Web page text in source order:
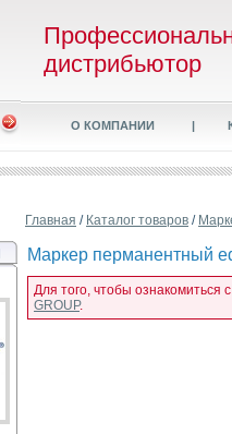
дистрибьютор
О КОМПАНИИ |
Главная / Каталог товаров /
Маркер перманентный
Для того, чтобы
GROUP.